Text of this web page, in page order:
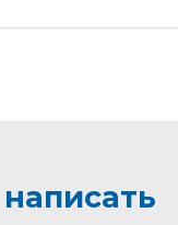
написать